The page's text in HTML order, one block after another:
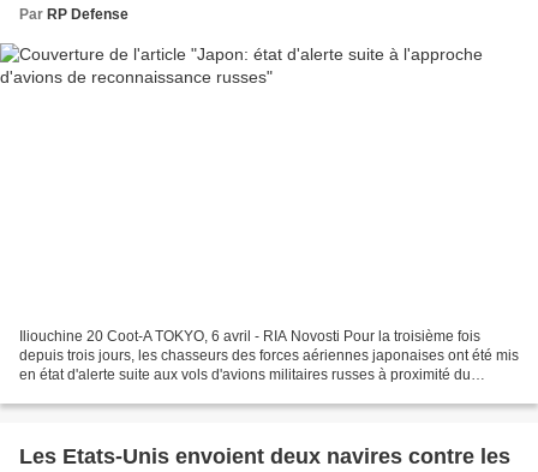
Par RP Defense
Iliouchine 20 Coot-A TOKYO, 6 avril - RIA Novosti Pour la troisième fois
depuis trois jours, les chasseurs des forces aériennes japonaises ont été mis
en état d'alerte suite aux vols d'avions militaires russes à proximité du
Les Etats-Unis envoient deux navires contre les